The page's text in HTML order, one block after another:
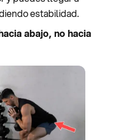
estabilidad.
abajo, no hacia